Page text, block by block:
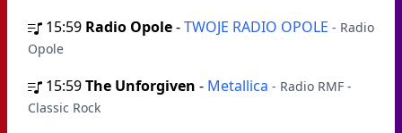
15:59 Radio Opole-TWOJE RADIO OPOLE - Radio
Opole
15:59The Unforgiven - Metallica - Radio RMF -
Classic Rock